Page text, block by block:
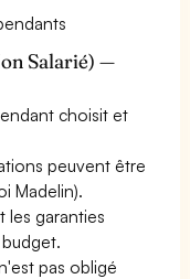
Salarié) —
choisit et
peuvent être
Madelin).
les garanties
pas obligé